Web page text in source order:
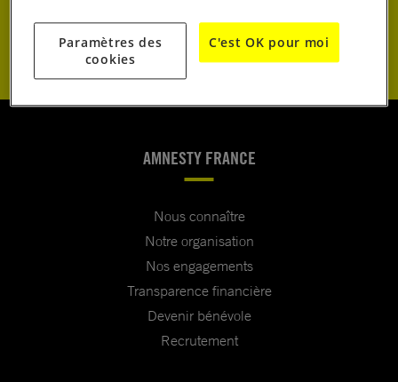
JE M’ENGAGE
AMNESTY FRANCE
Nous connaître
Notre organisation
Nos engagements
Transparence financière
Devenir bénévole
Recrutement
Paramètres des
cookies
C'est OK pour moi